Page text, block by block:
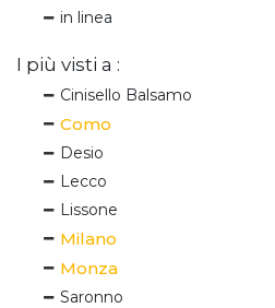
in linea
I più visti a :
Cinisello Balsamo
Como
Desio
Lecco
Lissone
Milano
Monza
Saronno